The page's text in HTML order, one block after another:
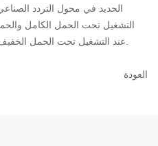
الحديد في محول التردد
التشغيل تحت الحمل الكامل
العودة